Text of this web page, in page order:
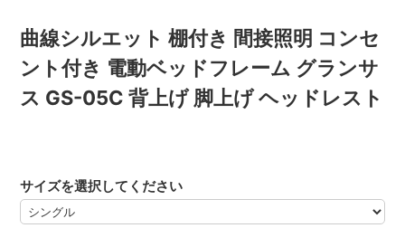
曲線シルエット 棚付き 間接照明 コンセ
ント付き 電動ベッドフレーム グランサ
ス GS-05C 背上げ 脚上げ ヘッドレスト
サイズを選択してください